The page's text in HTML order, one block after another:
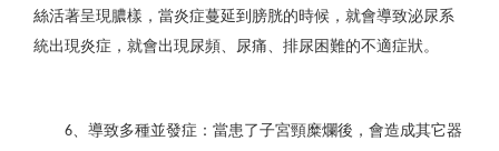
絲活著呈現膿樣，當炎症蔓延到膀胱的時候，就會導致泌尿系
統出現炎症，就會出現尿頻、尿痛、排尿困難的不適症狀。
6、導致多種並發症：當患了子宮頸糜爛後，會造成其它器